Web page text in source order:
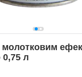
молотковим
0,75 л